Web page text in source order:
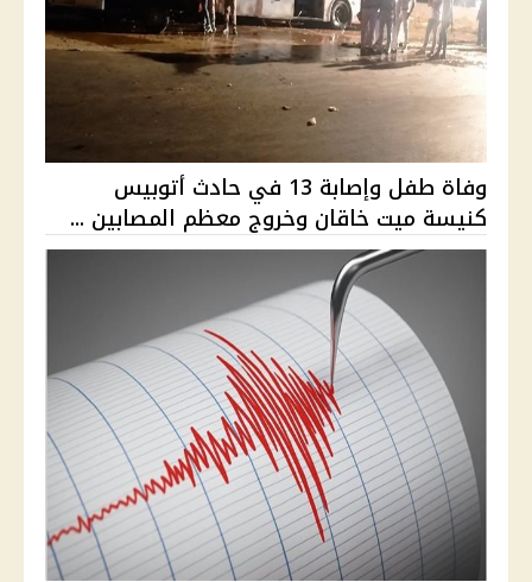
وفاة طفل وإصابة 13 في حادث أتوبيس
كنيسة ميت خاقان وخروج معظم المصابين ...